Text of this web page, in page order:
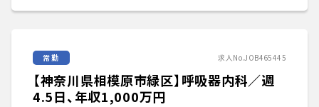
常勤 求人No.JOB465445
【神奈川県相模原市緑区】呼吸器内科／週
4.5日、年収1,000万円